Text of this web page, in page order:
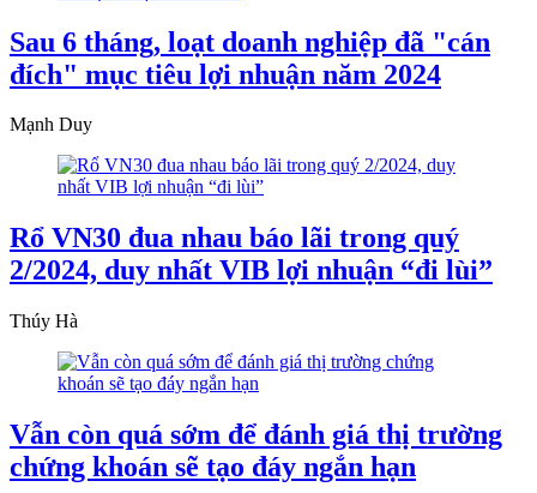
Sau 6 tháng, loạt doanh nghiệp đã "cán
đích" mục tiêu lợi nhuận năm 2024
Mạnh Duy
Rổ VN30 đua nhau báo lãi trong quý
2/2024, duy nhất VIB lợi nhuận “đi lùi”
Thúy Hà
Vẫn còn quá sớm để đánh giá thị trường
chứng khoán sẽ tạo đáy ngắn hạn